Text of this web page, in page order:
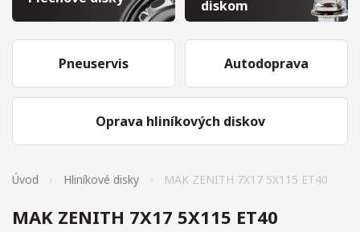
diskom
Pneuservis
Oprava hliníkových diskov
Autodoprava
Úvod Hliníkové disky MAK ZENITH 7X17 5X115 ET40
MAK ZENITH 7X17 5X115 ET40